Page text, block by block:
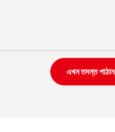
এখন তদন্ত পাঠান